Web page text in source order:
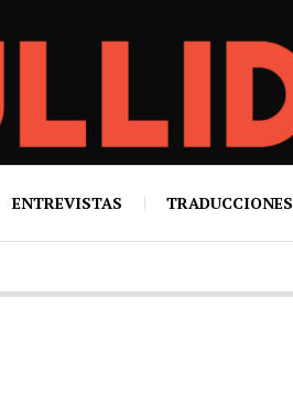
ENTREVISTAS TRADUCCIONES